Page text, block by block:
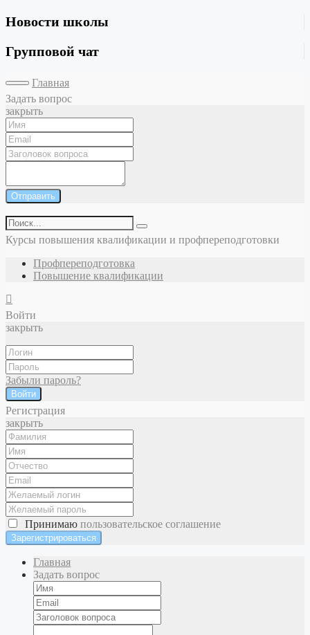
Новости школы
Групповой чат
Главная
Задать вопрос
закрыть
Отправить
Курсы повышения квалификации и профпереподготовки
Профпереподготовка
Повышение квалификации
Войти
закрыть
Забыли пароль?
Войти
Регистрация
закрыть
Принимаю пользовательское соглашение
Главная
Задать вопрос